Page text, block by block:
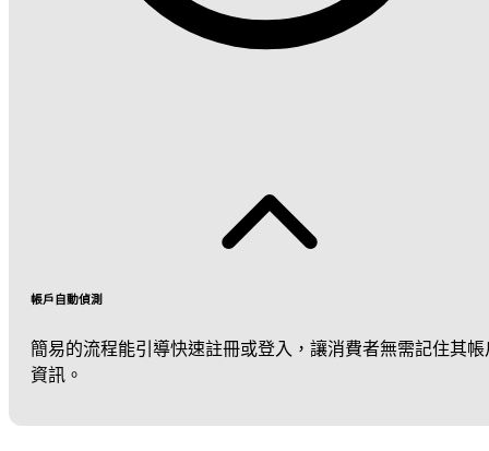
帳戶自動偵測
簡易的流程能引導快速註冊或登入，讓消費者無需記住其帳
資訊。